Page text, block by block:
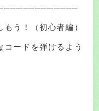
もう！（初心者編）
コードを弾けるよう